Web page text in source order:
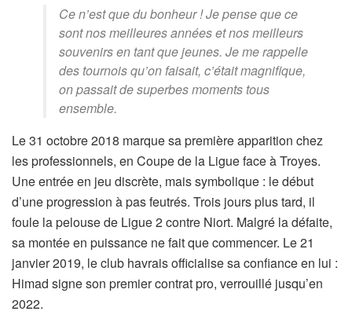
Ce n’est que du bonheur ! Je pense que ce
sont nos meilleures années et nos meilleurs
souvenirs en tant que jeunes. Je me rappelle
des tournois qu’on faisait, c’était magnifique,
on passait de superbes moments tous
ensemble.
Le 31 octobre 2018 marque sa première apparition chez
les professionnels, en Coupe de la Ligue face à Troyes.
Une entrée en jeu discrète, mais symbolique : le début
d’une progression à pas feutrés. Trois jours plus tard, il
foule la pelouse de Ligue 2 contre Niort. Malgré la défaite,
sa montée en puissance ne fait que commencer. Le 21
janvier 2019, le club havrais officialise sa confiance en lui :
Himad signe son premier contrat pro, verrouillé jusqu’en
2022.